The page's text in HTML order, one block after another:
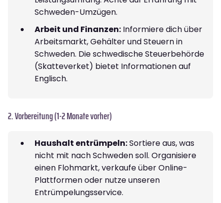
Schweden-Umzügen.
Arbeit und Finanzen: Informiere dich über
Arbeitsmarkt, Gehälter und Steuern in
Schweden. Die schwedische Steuerbehörde
(Skatteverket) bietet Informationen auf
Englisch.
2. Vorbereitung (1-2 Monate vorher)
Haushalt entrümpeln:Sortiere aus, was
nicht mit nach Schweden soll. Organisiere
einen Flohmarkt, verkaufe über Online-
Plattformen oder nutze unseren
Entrümpelungsservice.